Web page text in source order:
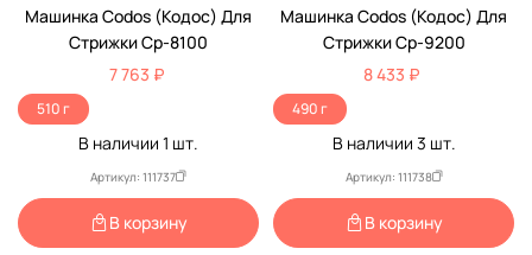
Машинка Codos (Кодос) Для
Стрижки Ср-8100
7 763 ₽
510 г
В наличии 1 шт.
Артикул: 111737
В корзину
Машинка Codos (Кодос) Для
Стрижки Ср-9200
8 433 ₽
490 г
В наличии 3 шт.
Артикул: 111738
В корзину